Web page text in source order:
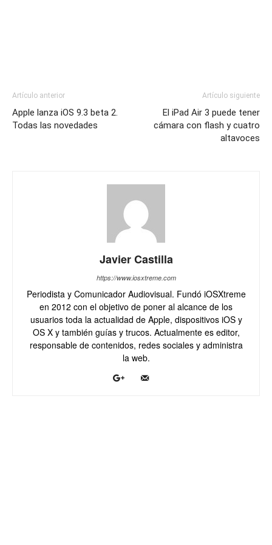
Artículo anterior
Apple lanza iOS 9.3 beta 2.
Todas las novedades
Artículo siguiente
El iPad Air 3 puede tener
cámara con flash y cuatro
altavoces
Javier Castilla
https://www.iosxtreme.com
Periodista y Comunicador Audiovisual. Fundó iOSXtreme
en 2012 con el objetivo de poner al alcance de los
usuarios toda la actualidad de Apple, dispositivos iOS y
OS X y también guías y trucos. Actualmente es editor,
responsable de contenidos, redes sociales y administra
la web.